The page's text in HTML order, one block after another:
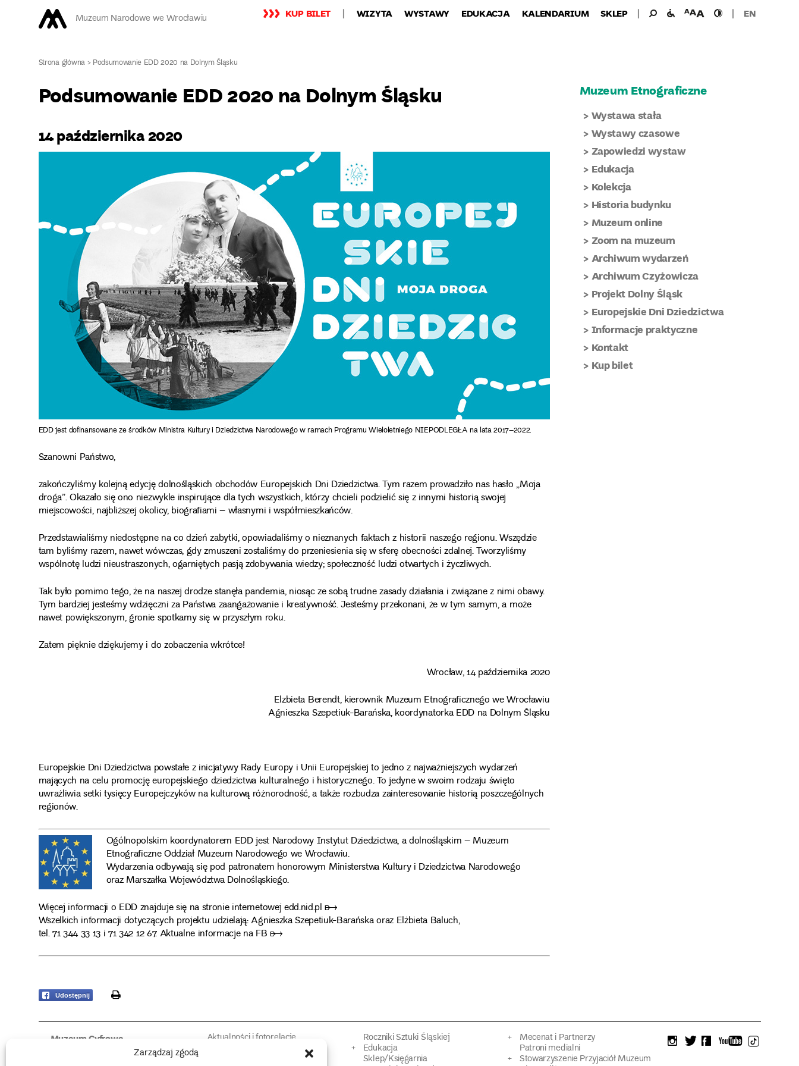
Zarządzaj zgodą
Muzeum Narodowe we Wrocławiu KUP BILET WIZYTA WYSTAWY EDUKACJA KALENDARIUM SKLEP Wyszukaj
Wyszukiwanie
dla:
udogodnieniawielkość
czcionki
wysoki
kontrast
EN
Strona główna>Podsumowanie EDD 2020 na Dolnym Śląsku
Podsumowanie EDD 2020 na Dolnym Śląsku
14 października 2020
EDD jest dofinansowane ze środków Ministra Kultury i Dziedzictwa Narodowego w ramach Programu Wieloletniego NIEPODLEGŁA na lata 2017–2022.
Szanowni Państwo,
zakończyliśmy kolejną edycję dolnośląskich obchodów Europejskich Dni Dziedzictwa. Tym razem prowadziło nas hasło „Moja
droga”. Okazało się ono niezwykle inspirujące dla tych wszystkich, którzy chcieli podzielić się z innymi historią swojej
miejscowości, najbliższej okolicy, biografiami – własnymi i współmieszkańców.
Przedstawialiśmy niedostępne na co dzień zabytki, opowiadaliśmy o nieznanych faktach z historii naszego regionu. Wszędzie
tam byliśmy razem, nawet wówczas, gdy zmuszeni zostaliśmy do przeniesienia się w sferę obecności zdalnej. Tworzyliśmy
wspólnotę ludzi nieustraszonych, ogarniętych pasją zdobywania wiedzy; społeczność ludzi otwartych i życzliwych.
Tak było pomimo tego, że na naszej drodze stanęła pandemia, niosąc ze sobą trudne zasady działania i związane z nimi obawy.
Tym bardziej jesteśmy wdzięczni za Państwa zaangażowanie i kreatywność. Jesteśmy przekonani, że w tym samym, a może
nawet powiększonym, gronie spotkamy się w przyszłym roku.
Zatem pięknie dziękujemy i do zobaczenia wkrótce!
Wrocław, 14 października 2020
Elzbieta Berendt, kierownik Muzeum Etnograficznego we Wrocławiu
Agnieszka Szepetiuk-Barańska, koordynatorka EDD na Dolnym Śląsku
Europejskie Dni Dziedzictwa powstałe z inicjatywy Rady Europy i Unii Europejskiej to jedno z najważniejszych wydarzeń
mających na celu promocję europejskiego dziedzictwa kulturalnego i historycznego. To jedyne w swoim rodzaju święto
uwrażliwia setki tysięcy Europejczyków na kulturową różnorodność, a także rozbudza zainteresowanie historią poszczególnych
regionów.
Ogólnopolskim koordynatorem EDD jest Narodowy Instytut Dziedzictwa, a dolnośląskim – Muzeum
Etnograficzne Oddział Muzeum Narodowego we Wrocławiu.
Wydarzenia odbywają się pod patronatem honorowym Ministerstwa Kultury i Dziedzictwa Narodowego
oraz Marszałka Województwa Dolnośląskiego.
Więcej informacji o EDD znajduje się na stronie internetowejedd.nid.pl ➸
Wszelkich informacji dotyczących projektu udzielają: Agnieszka Szepetiuk-Barańska oraz Elżbieta Baluch,
tel. 71 344 33 13 i 71 342 12 67.Aktualne informacje na FB ➸
Udostępnij print
Muzeum Etnograficzne
Wystawa stała
Wystawy czasowe
Zapowiedzi wystaw
Edukacja
Kolekcja
Historia budynku
Muzeum online
Zoom na muzeum
Archiwum wydarzeń
Archiwum Czyżowicza
Projekt Dolny Śląsk
Europejskie Dni Dziedzictwa
Informacje praktyczne
Kontakt
Kup bilet
Muzeum Cyfrowe Aktualności i fotorelacje Roczniki Sztuki Śląskiej
Edukacja
Sklep/Księgarnia
Mecenat i Partnerzy
Patroni medialni
Stowarzyszenie Przyjaciół Muzeum
instagram
twitterfacebookyoutube
tiktok